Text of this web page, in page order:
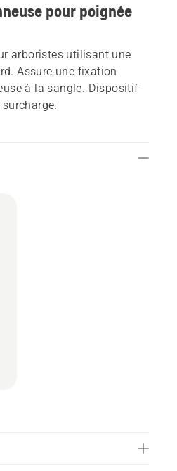
pour poignée
arboristes utilisant une
Assure une fixation
à la sangle. Dispositif